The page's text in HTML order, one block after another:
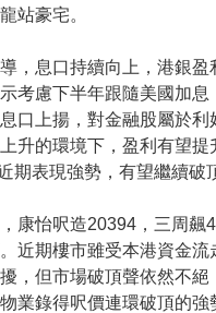
站豪宅。
導，息口持續向上，港銀
考慮下半年跟隨美國加息
口上揚，對金融股屬於利
升的環境下，盈利有望提
期表現強勢，有望繼續破
，康怡呎造20394，三周飆
近期樓市雖受本港資金流
，但市場破頂聲依然不絕
業錄得呎價連環破頂的強